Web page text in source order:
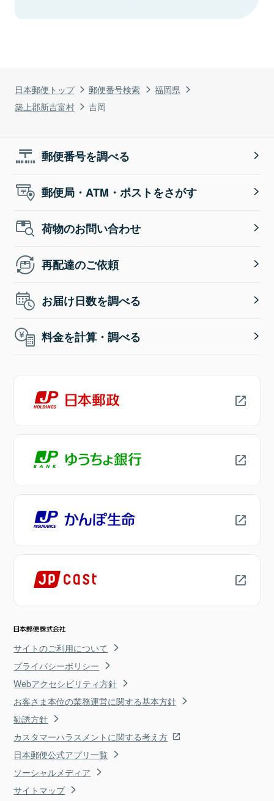
日本郵便トップ 郵便番号検索
福岡県
築上郡新吉富村
吉岡
郵便番号を調べる
郵便局・ATM・ポストをさがす
荷物のお問い合わせ
再配達のご依頼
お届け日数を調べる
料金を計算・調べる
サイトのご利用について
プライバシーポリシー
Webアクセシビリティ方針
お客さま本位の業務運営に関する基本方針
勧誘方針
カスタマーハラスメントに関する考え方
日本郵便公式アプリ一覧
ソーシャルメディア
サイトマップ